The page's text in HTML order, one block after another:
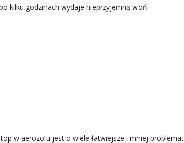
kilku godzinach wydaje nieprzyjemną woń.
w aerozolu jest o wiele łatwiejsze i mniej